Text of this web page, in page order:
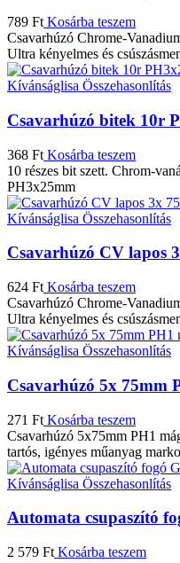
789 Ft Kosárba teszem
Csavarhúzó Chrome-
Ultra kényelmes és
Kívánságlisa Összehasonlítás
Csavarhúzó bitek 10r
368 Ft Kosárba teszem
10 részes bit szett. Chrom-
PH3x25mm
Kívánságlisa Összehasonlítás
Csavarhúzó CV lapos
624 Ft Kosárba teszem
Csavarhúzó Chrome-
Ultra kényelmes és
Kívánságlisa Összehasonlítás
Csavarhúzó 5x 75mm
271 Ft Kosárba teszem
Csavarhúzó 5x75mm PH1
tartós, igényes műanyag
Kívánságlisa Összehasonlítás
Automata csupaszító
2 579 Ft Kosárba teszem